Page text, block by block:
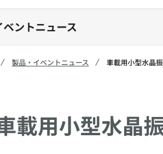
ントニュース
製品・イベントニュース 車載用小型水晶
載用小型水晶